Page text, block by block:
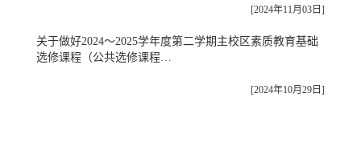
[2024年11月03日]
关于做好2024～2025学年度第二学期主校区素质教育基础
选修课程（公共选修课程…
[2024年10月29日]